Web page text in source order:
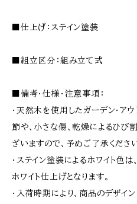
■仕上げ：ステイン塗装
■組立区分：組み立て式
■備考・仕様・注意事項：
・天然木を使用したガーデン・ア
節や、小さな傷、乾燥によるひび
ざいますので、予めご了承くださ
・ステイン塗装によるホワイト色
ホワイト仕上げとなります。
・入荷時期により、商品のデザイ